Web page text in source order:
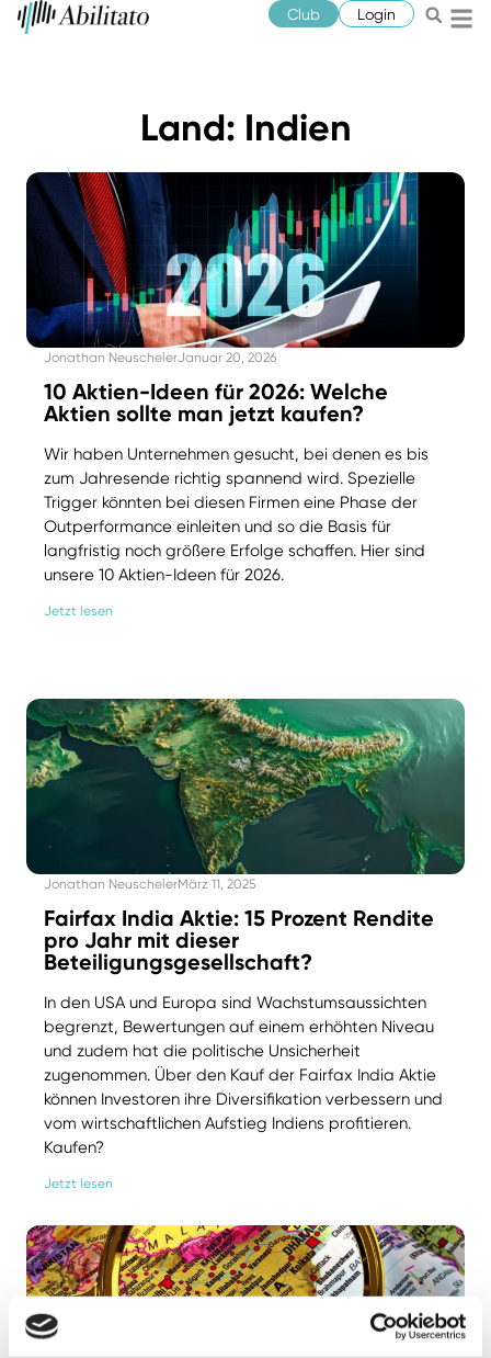
Club Login
Land: Indien
Jonathan NeuschelerJanuar 20, 2026
10 Aktien-Ideen für 2026: Welche
Aktien sollte man jetzt kaufen?
Wir haben Unternehmen gesucht, bei denen es bis
zum Jahresende richtig spannend wird. Spezielle
Trigger könnten bei diesen Firmen eine Phase der
Outperformance einleiten und so die Basis für
langfristig noch größere Erfolge schaffen. Hier sind
unsere 10 Aktien-Ideen für 2026.
Jetzt lesen
Jonathan NeuschelerMärz 11, 2025
Fairfax India Aktie: 15 Prozent Rendite
pro Jahr mit dieser
Beteiligungsgesellschaft?
In den USA und Europa sind Wachstumsaussichten
begrenzt, Bewertungen auf einem erhöhten Niveau
und zudem hat die politische Unsicherheit
zugenommen. Über den Kauf der Fairfax India Aktie
können Investoren ihre Diversifikation verbessern und
vom wirtschaftlichen Aufstieg Indiens profitieren.
Kaufen?
Jetzt lesen